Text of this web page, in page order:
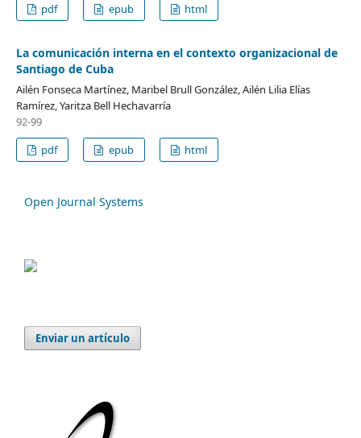
pdf
epub html
La comunicación interna en el contexto organizacional de
Santiago de Cuba
Ailén Fonseca Martínez, Maribel Brull González, Ailén Lilia Elías
Ramírez, Yaritza Bell Hechavarría
92-99
pdf
epub html
Open Journal Systems
Enviar un artículo